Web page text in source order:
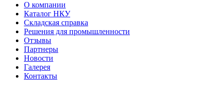
О компании
Каталог НКУ
Складская справка
Решения для промышленности
Отзывы
Партнеры
Новости
Галерея
Контакты